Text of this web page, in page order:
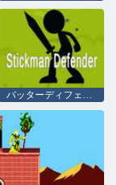
バッターディフェンダー